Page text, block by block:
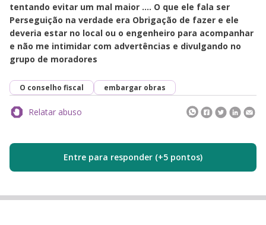
tentando evitar um mal maior …. O que ele fala ser
Perseguição na verdade era Obrigação de fazer e ele
deveria estar no local ou o engenheiro para acompanhar
e não me intimidar com advertências e divulgando no
grupo de moradores
O conselho fiscal embargar obras
Relatar abuso
Entre para responder (+5 pontos)